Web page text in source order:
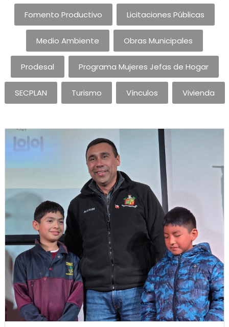
Fomento Productivo Licitaciones Públicas
Medio Ambiente Obras Municipales
Prodesal Programa Mujeres Jefas de Hogar
SECPLAN Turismo Vínculos Vivienda